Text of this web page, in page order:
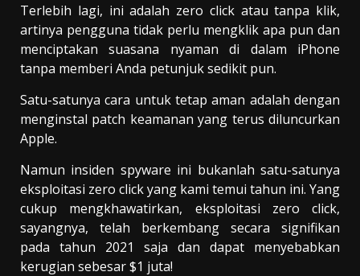
Terlebih lagi, ini adalah zero click atau tanpa klik,
artinya pengguna tidak perlu mengklik apa pun dan
menciptakan suasana nyaman di dalam iPhone
tanpa memberi Anda petunjuk sedikit pun.
Satu-satunya cara untuk tetap aman adalah dengan
menginstal patch keamanan yang terus diluncurkan
Apple.
Namun insiden spyware ini bukanlah satu-satunya
eksploitasi zero click yang kami temui tahun ini. Yang
cukup mengkhawatirkan, eksploitasi zero click,
sayangnya, telah berkembang secara signifikan
pada tahun 2021 saja dan dapat menyebabkan
kerugian sebesar $1 juta!